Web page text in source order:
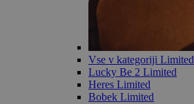
Vse v kategoriji Limited
Lucky Be 2 Limited
Heres Limited
Bobek Limited